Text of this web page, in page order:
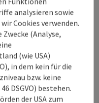
mit modernen
mit finnischer
Infrarotkabine
analysieren sowie
Cookies verwenden.
(Analyse,
(wie USA)
in dem kein für die
bzw. keine
DSGVO) bestehen.
der USA zum